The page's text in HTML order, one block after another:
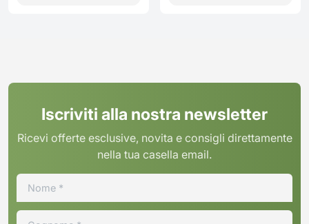
Iscriviti alla nostra newsletter
Ricevi offerte esclusive, novita e consigli direttamente
nella tua casella email.